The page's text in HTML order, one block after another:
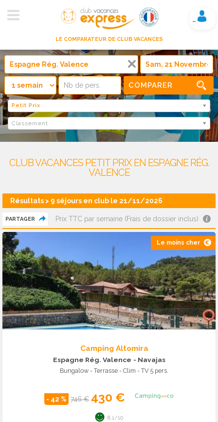
LE COMPARATEUR DE CLUB VACANCES
Mon compte
COMPARER
Petit Prix
Classement
CLUB VACANCES PETIT PRIX EN ESPAGNE RÉG.
VALENCE
Résultats > 9 séjours en club le 21/11/2026
PARTAGER Prix TTC par semaine (Frais de dossier inclus)
Le moins cher
Camping Altomira
Espagne Rég. Valence - Navajas
Bungalow - Terrasse - Clim - TV 5 pers.
- 42 % 746 € 430 €
8.1/10